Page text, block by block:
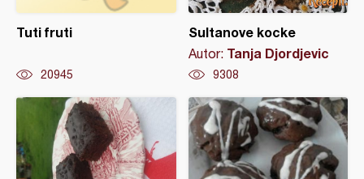
Tuti fruti
20945
Sultanove kocke
Autor: Tanja Djordjevic
9308